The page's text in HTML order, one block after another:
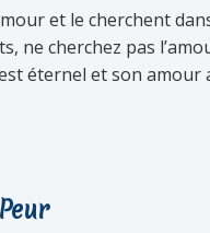
et le cherchent
ne cherchez pas
éternel et son amour